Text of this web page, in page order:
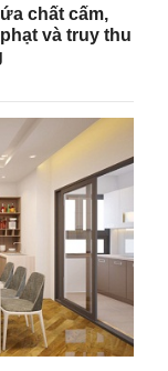
chất cấm,
và truy thu